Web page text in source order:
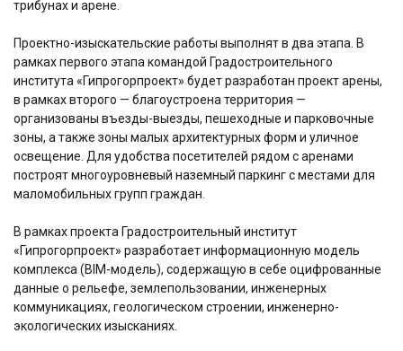
трибунах и арене.
Проектно-изыскательские работы выполнят в два этапа. В
рамках первого этапа командой Градостроительного
института «Гипрогорпроект» будет разработан проект арены,
в рамках второго — благоустроена территория —
организованы въезды-выезды, пешеходные и парковочные
зоны, а также зоны малых архитектурных форм и уличное
освещение. Для удобства посетителей рядом с аренами
построят многоуровневый наземный паркинг с местами для
маломобильных групп граждан.
В рамках проекта Градостроительный институт
«Гипрогорпроект» разработает информационную модель
комплекса (BIM-модель), содержащую в себе оцифрованные
данные о рельефе, землепользовании, инженерных
коммуникациях, геологическом строении, инженерно-
экологических изысканиях.